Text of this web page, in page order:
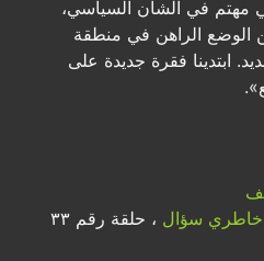
مهتم في الشأن السياسي،
٧ اسئلة عن الوضع الراهن في منطقة
ابتدينا فقرة جديدة على
سؤال ، حلقة رقم ٣٣